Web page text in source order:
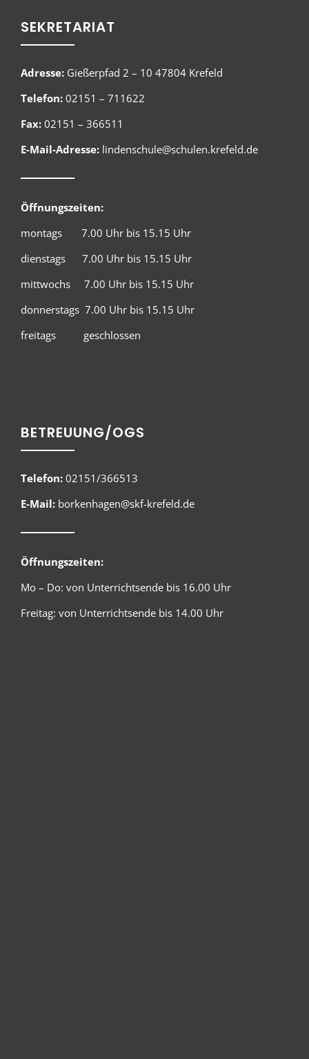
SEKRETARIAT
Adresse: Gießerpfad 2 – 10 47804 Krefeld
Telefon: 02151 – 711622
Fax: 02151 – 366511
E-Mail-Adresse: lindenschule@schulen.krefeld.de
Öffnungszeiten:
montags 7.00 Uhr bis 15.15 Uhr
dienstags 7.00 Uhr bis 15.15 Uhr
mittwochs 7.00 Uhr bis 15.15 Uhr
donnerstags 7.00 Uhr bis 15.15 Uhr
freitags geschlossen
BETREUUNG/OGS
Telefon: 02151/366513
E-Mail: borkenhagen@skf-krefeld.de
Öffnungszeiten:
Mo – Do: von Unterrichtsende bis 16.00 Uhr
Freitag: von Unterrichtsende bis 14.00 Uhr